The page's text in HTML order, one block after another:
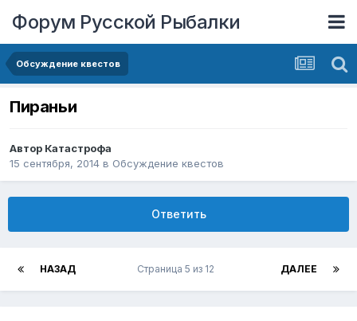
Форум Русской Рыбалки
Обсуждение квестов
Пираньи
Автор Катастрофа
15 сентября, 2014 в Обсуждение квестов
Ответить
НАЗАД ДАЛЕЕ
Страница 5 из 12